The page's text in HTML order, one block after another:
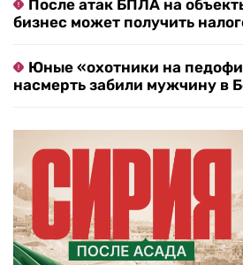
После атак БПЛА на
бизнес может получить
Юные «охотники на
насмерть забили мужчину в